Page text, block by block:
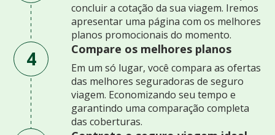
concluir a cotação da sua viagem. Iremos
apresentar uma página com os melhores
planos promocionais do momento.
4 Compare os melhores planos
Em um só lugar, você compara as ofertas
das melhores seguradoras de seguro
viagem. Economizando seu tempo e
garantindo uma comparação completa
das coberturas.